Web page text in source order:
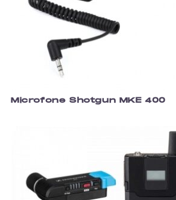
Microfone Shotgun MKE 400